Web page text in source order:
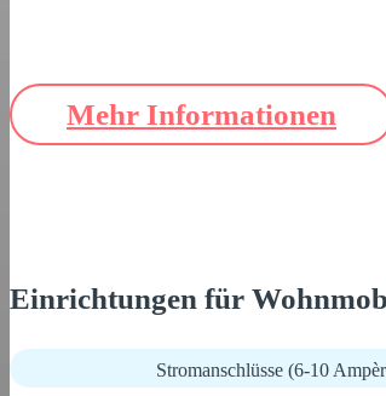
Mehr Informationen
Einrichtungen für
Stromanschlüsse (6-10